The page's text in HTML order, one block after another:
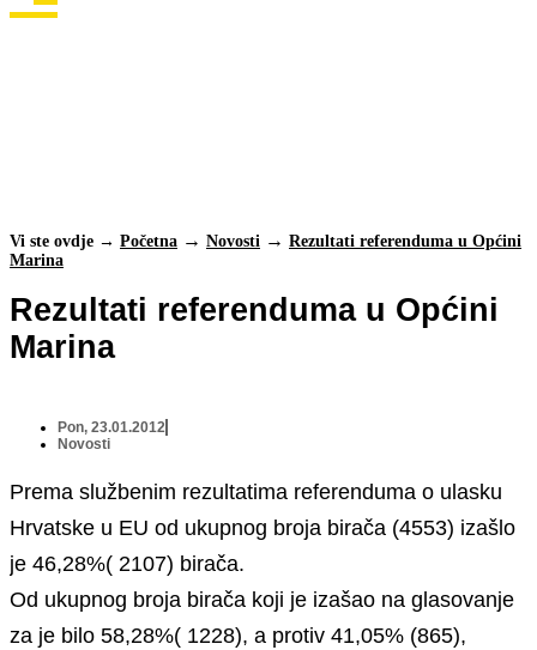
Vi ste ovdje → Početna Novosti
Rezultati referenduma u Općini
Marina
Rezultati referenduma u Općini
Marina
Pon, 23.01.2012
Novosti
Prema službenim rezultatima referenduma o ulasku
Hrvatske u EU od ukupnog broja birača (4553) izašlo
je 46,28%( 2107) birača.
Od ukupnog broja birača koji je izašao na glasovanje
za je bilo 58,28%( 1228), a protiv 41,05% (865),